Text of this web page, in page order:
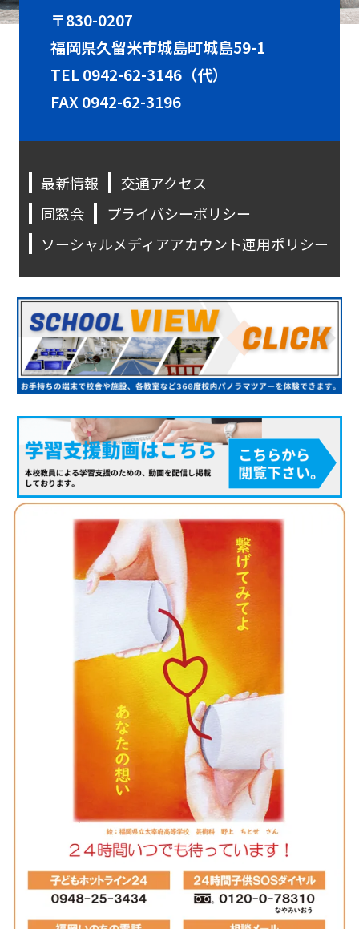
〒830-0207
福岡県久留米市城島町城島59-1
TEL0942-62-3146（代）
FAX 0942-62-3196
最新情報
交通アクセス
同窓会
プライバシーポリシー
ソーシャルメディアアカウント運用ポリシー